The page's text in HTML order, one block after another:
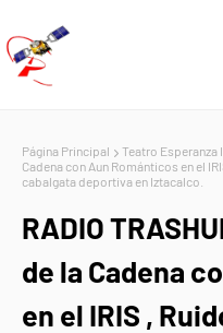
Página Principal Teatro Esperanza
Cadena con Aun Románticos en el
cabalgata deportiva en Iztacalco.
RADIO
de la Cadena
en el IRIS ,